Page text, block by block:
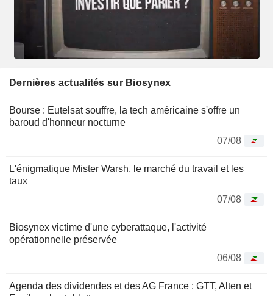
Dernières actualités sur Biosynex
Bourse : Eutelsat souffre, la tech américaine s'offre un
baroud d'honneur nocturne
07/08
L'énigmatique Mister Warsh, le marché du travail et les
taux
07/08
Biosynex victime d'une cyberattaque, l'activité
opérationnelle préservée
06/08
Agenda des dividendes et des AG France : GTT, Alten et